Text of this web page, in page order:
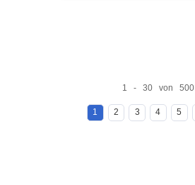
1 - 30 von 500
1 2 3 4 5